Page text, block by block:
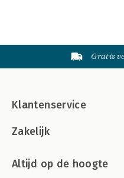
Gratis
Klantenservice
Zakelijk
Altijd op de hoogte